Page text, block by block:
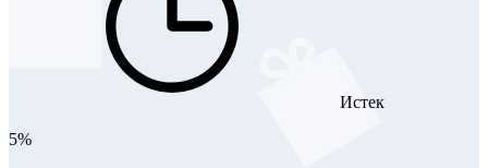
Истек
5%